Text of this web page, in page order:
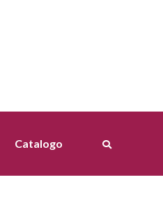
Catalogo